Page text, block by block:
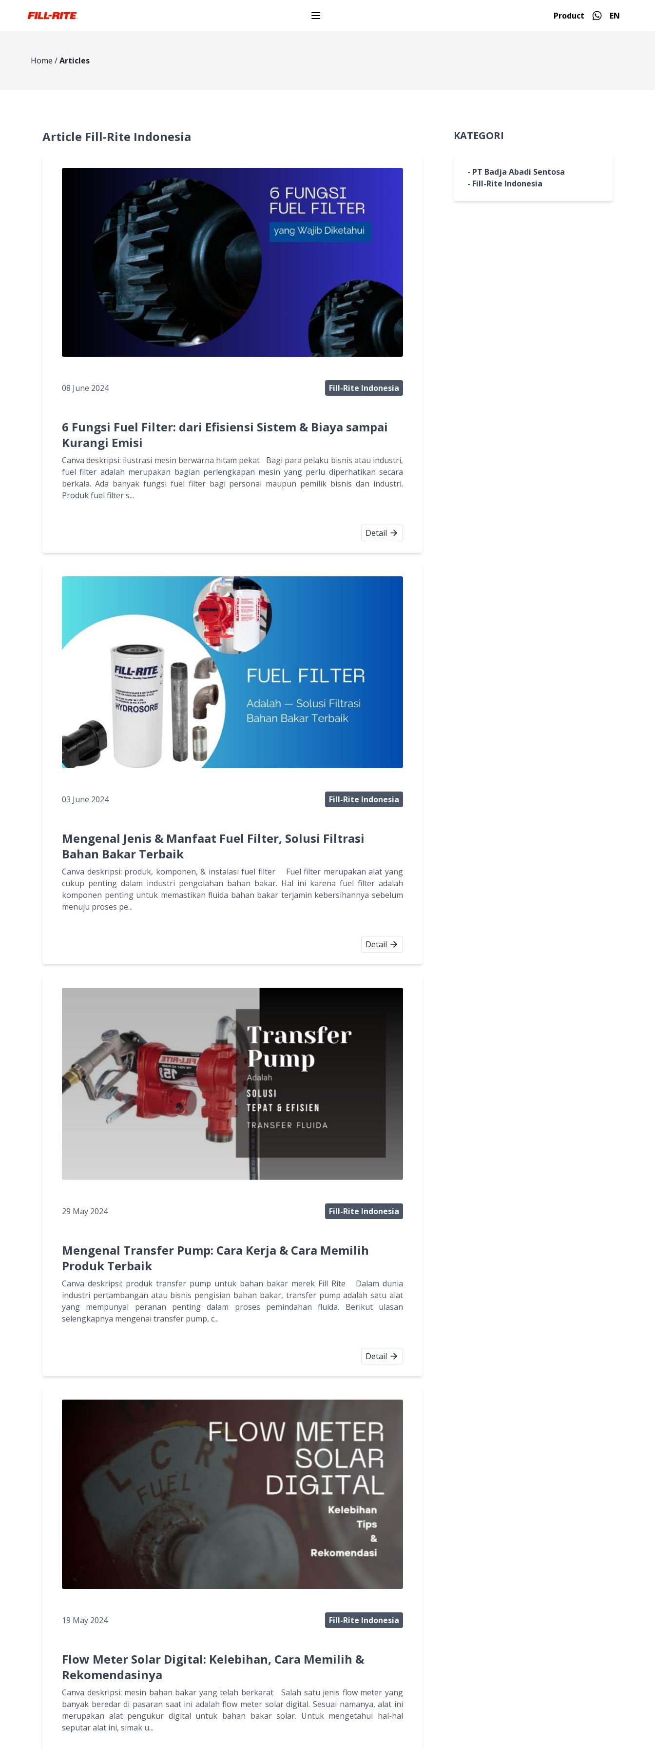
Open main menu Product EN
Home /Articles
Article Fill-Rite Indonesia
08 June 2024 Fill-Rite Indonesia
6 Fungsi Fuel Filter: dari Efisiensi Sistem & Biaya sampai
Kurangi Emisi
Canva deskripsi: ilustrasi mesin berwarna hitam pekat Bagi para pelaku bisnis atau industri,
fuel filter adalah merupakan bagian perlengkapan mesin yang perlu diperhatikan secara
berkala. Ada banyak fungsi fuel filter bagi personal maupun pemilik bisnis dan industri.
Produk fuel filter s...
Detail
03 June 2024 Fill-Rite Indonesia
Mengenal Jenis & Manfaat Fuel Filter, Solusi Filtrasi
Bahan Bakar Terbaik
Canva deskripsi: produk, komponen, & instalasi fuel filter Fuel filter merupakan alat yang
cukup penting dalam industri pengolahan bahan bakar. Hal ini karena fuel filter adalah
komponen penting untuk memastikan fluida bahan bakar terjamin kebersihannya sebelum
menuju proses pe...
Detail
29 May 2024 Fill-Rite Indonesia
Mengenal Transfer Pump: Cara Kerja & Cara Memilih
Produk Terbaik
Canva deskripsi: produk transfer pump untuk bahan bakar merek Fill Rite Dalam dunia
industri pertambangan atau bisnis pengisian bahan bakar, transfer pump adalah satu alat
yang mempunyai peranan penting dalam proses pemindahan fluida. Berikut ulasan
selengkapnya mengenai transfer pump, c...
Detail
19 May 2024 Fill-Rite Indonesia
Flow Meter Solar Digital: Kelebihan, Cara Memilih &
Rekomendasinya
Canva deskripsi: mesin bahan bakar yang telah berkarat Salah satu jenis flow meter yang
banyak beredar di pasaran saat ini adalah flow meter solar digital. Sesuai namanya, alat ini
merupakan alat pengukur digital untuk bahan bakar solar. Untuk mengetahui hal-hal
seputar alat ini, simak u...
KATEGORI
- PT Badja Abadi Sentosa
- Fill-Rite Indonesia